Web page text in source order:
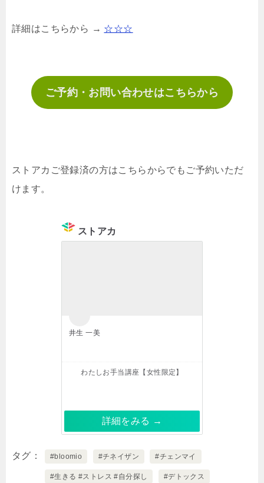
詳細はこちらから → ☆☆☆
ご予約・お問い合わせはこちらから
ストアカご登録済の方はこちらからでもご予約いただ
けます。
ストアカ
井生 一美
わたしお手当講座【女性限定】
詳細をみる →
タグ #bloomio #チネイザン #チェンマイ
#生きる #ストレス #自分探し #デトックス